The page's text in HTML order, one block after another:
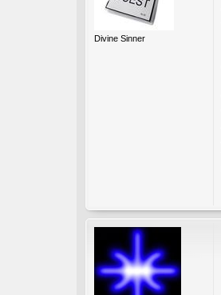
Divine Sinner